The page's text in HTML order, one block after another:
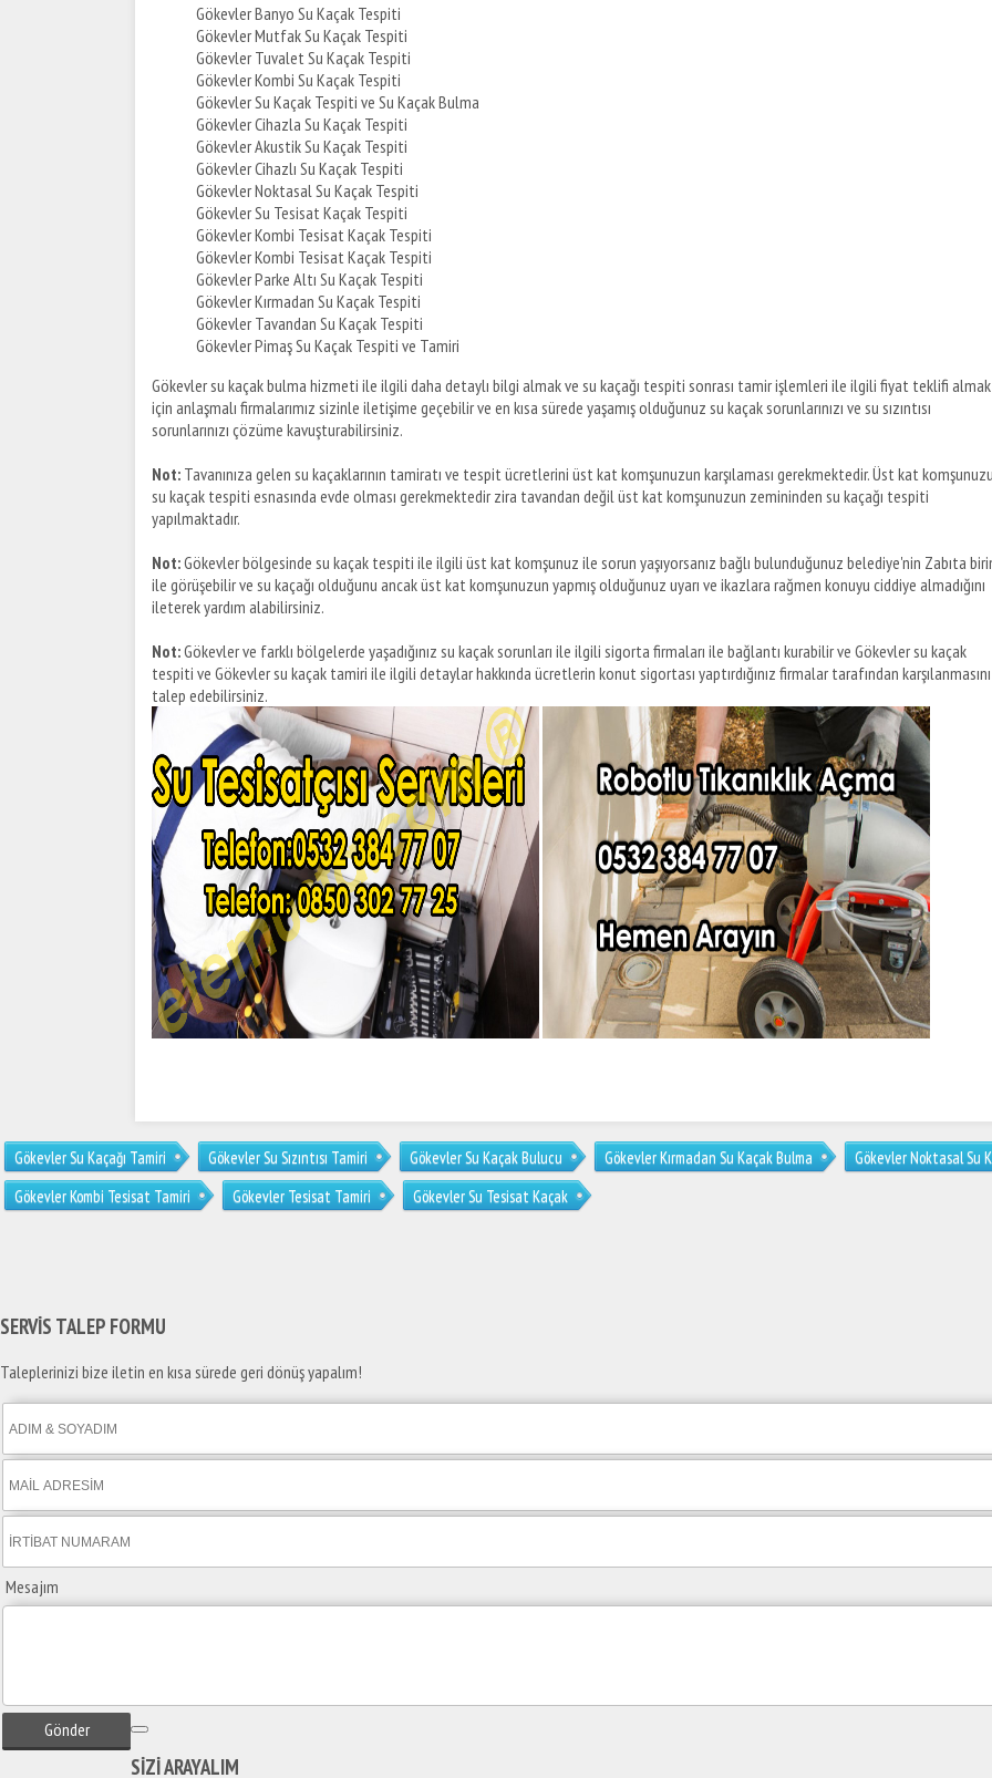
Gökevler Banyo Su Kaçak Tespiti
Gökevler Mutfak Su Kaçak Tespiti
Gökevler Tuvalet Su Kaçak Tespiti
Gökevler Kombi Su Kaçak Tespiti
Gökevler Su Kaçak Tespiti ve Su Kaçak Bulma
Gökevler Cihazla Su Kaçak Tespiti
Gökevler Akustik Su Kaçak Tespiti
Gökevler Cihazlı Su Kaçak Tespiti
Gökevler Noktasal Su Kaçak Tespiti
Gökevler Su Tesisat Kaçak Tespiti
Gökevler Kombi Tesisat Kaçak Tespiti
Gökevler Kombi Tesisat Kaçak Tespiti
Gökevler Parke Altı Su Kaçak Tespiti
Gökevler Kırmadan Su Kaçak Tespiti
Gökevler Tavandan Su Kaçak Tespiti
Gökevler Pimaş Su Kaçak Tespiti ve Tamiri
Gökevler su kaçak bulma hizmeti ile ilgili daha detaylı bilgi almak ve su kaçağı tespiti sonrası tamir işlemleri ile ilgili fiyat teklifi almak
için anlaşmalı firmalarımız sizinle iletişime geçebilir ve en kısa sürede yaşamış olduğunuz su kaçak sorunlarınızı ve su sızıntısı
sorunlarınızı çözüme kavuşturabilirsiniz.
Not: Tavanınıza gelen su kaçaklarının tamiratı ve tespit ücretlerini üst kat komşunuzun karşılaması gerekmektedir. Üst kat
su kaçak tespiti esnasında evde olması gerekmektedir zira tavandan değil üst kat komşunuzun zemininden su kaçağı tespiti
yapılmaktadır.
Not:Gökevler bölgesinde su kaçak tespiti ile ilgili üst kat komşunuz ile sorun yaşıyorsanız bağlı bulunduğunuz belediye'nin Zabıta
ile görüşebilir ve su kaçağı olduğunu ancak üst kat komşunuzun yapmış olduğunuz uyarı ve ikazlara rağmen konuyu ciddiye almadığını
ileterek yardım alabilirsiniz.
Not:Gökevler ve farklı bölgelerde yaşadığınız su kaçak sorunları ile ilgili sigorta firmaları ile bağlantı kurabilir ve Gökevler su kaçak
tespiti ve Gökevler su kaçak tamiri ile ilgili detaylar hakkında ücretlerin konut sigortası yaptırdığınız firmalar tarafından karşılanmasını
talep edebilirsiniz.
Gökevler Su Kaçağı Tamiri Gökevler Su Sızıntısı Tamiri Gökevler Su Kaçak Bulucu Gökevler Kırmadan Su Kaçak Bulma Gökevler Noktasal Su
Gökevler Kombi Tesisat Tamiri
Gökevler Tesisat Tamiri Gökevler Su Tesisat Kaçak
SERVİS TALEP FORMU
Taleplerinizi bize iletin en kısa sürede geri dönüş yapalım!
Mesajım
Gönder
SİZİARAYALIM